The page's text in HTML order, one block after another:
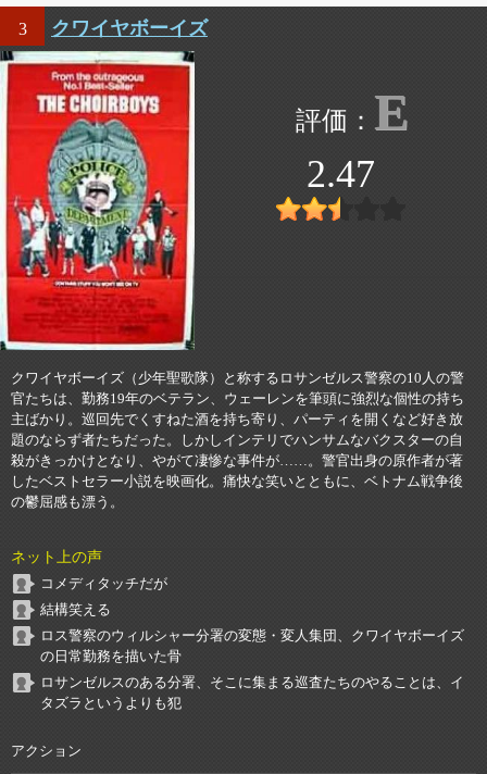
3 クワイヤボーイズ
E
2.47
クワイヤボーイズ（少年聖歌隊）と称するロサンゼルス警察の10人の警
官たちは、勤務19年のベテラン、ウェーレンを筆頭に強烈な個性の持ち
主ばかり。巡回先でくすねた酒を持ち寄り、パーティを開くなど好き放
題のならず者たちだった。しかしインテリでハンサムなバクスターの自
殺がきっかけとなり、やがて凄惨な事件が……。警官出身の原作者が著
したベストセラー小説を映画化。痛快な笑いとともに、ベトナム戦争後
の鬱屈感も漂う。
ネット上の声
コメディタッチだが
結構笑える
ロス警察のウィルシャー分署の変態・変人集団、クワイヤボーイズ
の日常勤務を描いた骨
ロサンゼルスのある分署、そこに集まる巡査たちのやることは、イ
タズラというよりも犯
アクション